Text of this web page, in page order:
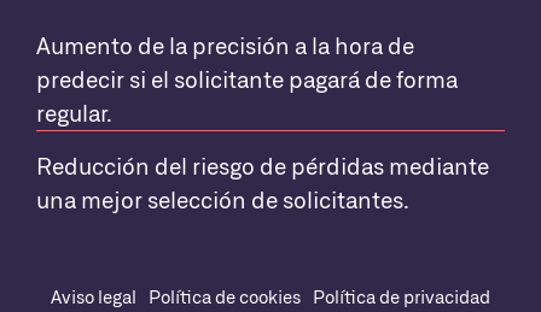
Aumento de la precisión a la hora de
predecir si el solicitante pagará de forma
regular.
Reducción del riesgo de pérdidas mediante
una mejor selección de solicitantes.
Aviso legal Política de cookies Política de privacidad